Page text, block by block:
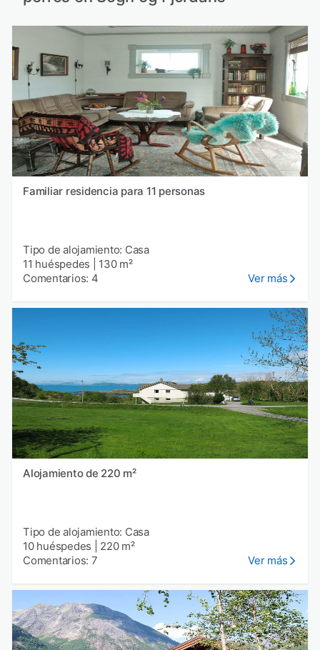
Familiar residencia para 11 personas
Tipo de alojamiento: Casa
11 huéspedes
130 m²
Comentarios: 4
Ver más
Alojamiento de 220 m²
Tipo de alojamiento: Casa
10 huéspedes
220 m²
Comentarios: 7
Ver más